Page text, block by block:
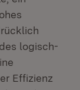
logisch-
Effizienz